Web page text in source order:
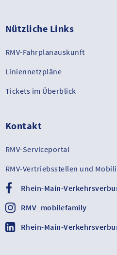
Nützliche Links
RMV-Fahrplanauskunft
Liniennetzpläne
Tickets im Überblick
Kontakt
RMV-Serviceportal
RMV-Vertriebsstellen und
Rhein-Main-
RMV_mobilefamily
Rhein-Main-